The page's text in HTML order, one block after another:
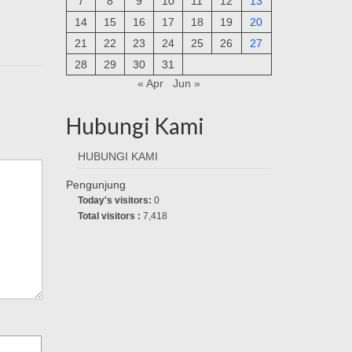
14
15 16 17 18 19
20
21
22 23 24 25 26
27
28
29 30
31
« Apr
Jun »
Hubungi Kami
HUBUNGI KAMI
Pengunjung
Today's visitors: 0
Total visitors : 7,418